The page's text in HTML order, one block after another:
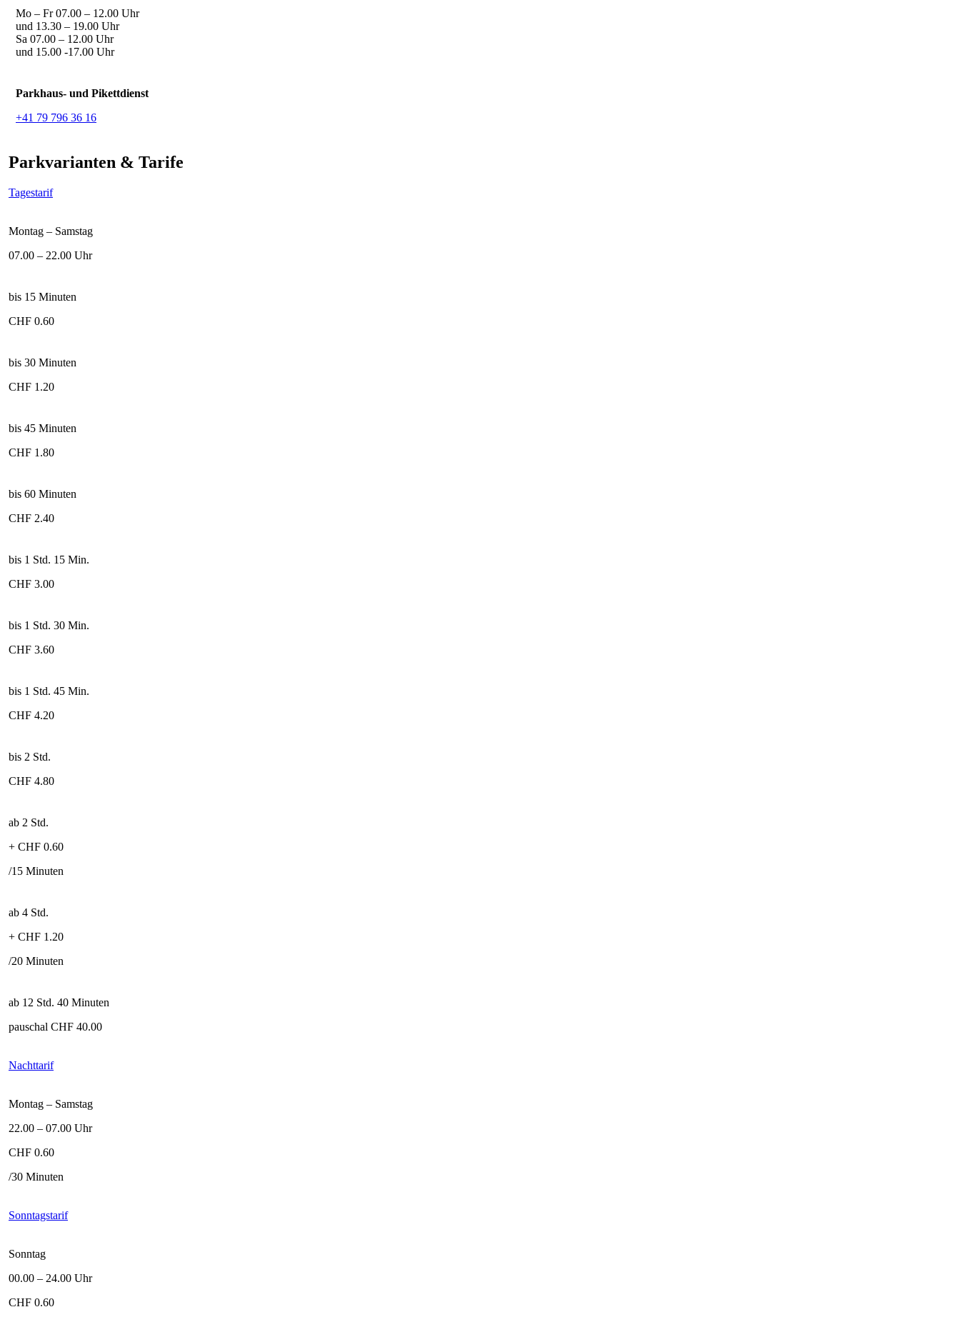
Mo – Fr 07.00 – 12.00 Uhr
und 13.30 – 19.00 Uhr
Sa 07.00 – 12.00 Uhr
und 15.00 -17.00 Uhr
Parkhaus- und Pikettdienst
+41 79 796 36 16
Parkvarianten & Tarife
Tagestarif
Montag – Samstag
07.00 – 22.00 Uhr
bis 15 Minuten
CHF 0.60
bis 30 Minuten
CHF 1.20
bis 45 Minuten
CHF 1.80
bis 60 Minuten
CHF 2.40
bis 1 Std. 15 Min.
CHF 3.00
bis 1 Std. 30 Min.
CHF 3.60
bis 1 Std. 45 Min.
CHF 4.20
bis 2 Std.
CHF 4.80
ab 2 Std.
+ CHF 0.60
/15 Minuten
ab 4 Std.
+ CHF 1.20
/20 Minuten
ab 12 Std. 40 Minuten
pauschal CHF 40.00
Nachttarif
Montag – Samstag
22.00 – 07.00 Uhr
CHF 0.60
/30 Minuten
Sonntagstarif
Sonntag
00.00 – 24.00 Uhr
CHF 0.60